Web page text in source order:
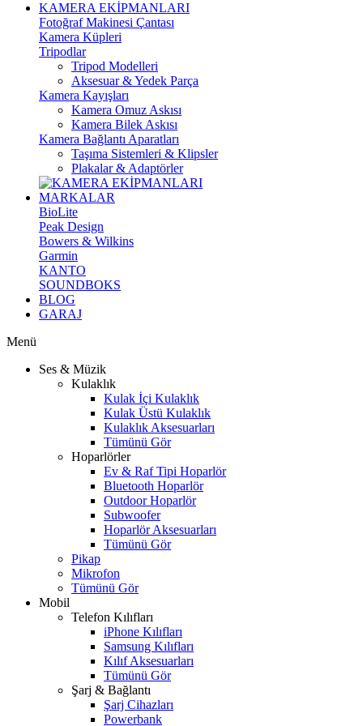
KAMERA EKİPMANLARI
Fotoğraf Makinesi Çantası
Kamera Küpleri
Tripodlar
Tripod Modelleri
Aksesuar & Yedek Parça
Kamera Kayışları
Kamera Omuz Askısı
Kamera Bilek Askısı
Kamera Bağlantı Aparatları
Taşıma Sistemleri & Klipsler
Plakalar & Adaptörler
MARKALAR
BioLite
Peak Design
Bowers & Wilkins
Garmin
KANTO
SOUNDBOKS
BLOG
GARAJ
Menü
Ses & Müzik
Kulaklık
Kulak İçi Kulaklık
Kulak Üstü Kulaklık
Kulaklık Aksesuarları
Tümünü Gör
Hoparlörler
Ev & Raf Tipi Hoparlör
Bluetooth Hoparlör
Outdoor Hoparlör
Subwoofer
Hoparlör Aksesuarları
Tümünü Gör
Pikap
Mikrofon
Tümünü Gör
Mobil
Telefon Kılıfları
iPhone Kılıfları
Samsung Kılıfları
Kılıf Aksesuarları
Tümünü Gör
Şarj & Bağlantı
Şarj Cihazları
Powerbank